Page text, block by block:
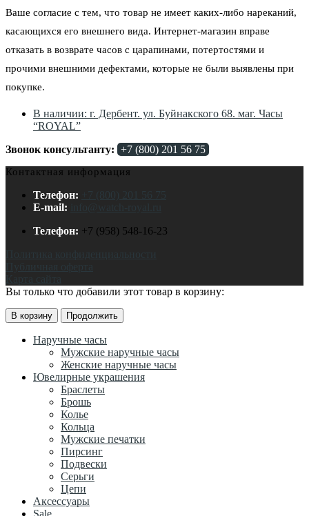
Ваше согласие с тем, что товар не имеет каких-либо нареканий,
касающихся его внешнего вида. Интернет-магазин вправе
отказать в возврате часов с царапинами, потертостями и
прочими внешними дефектами, которые не были выявлены при
покупке.
В наличии: г. Дербент. ул. Буйнакского 68. маг. Часы
“ROYAL”
Звонок консультанту: +7 (800) 201 56 75
Контактная информация
Телефон:
+7 (800) 201 56 75
E-mail:
Телефон: +7 (958) 548-16-23
Карта сайта
Вы только что добавили этот товар в корзину:
В корзину Продолжить
Наручные часы
Мужские наручные часы
Женские наручные часы
Ювелирные украшения
Браслеты
Брошь
Колье
Кольца
Мужские печатки
Пирсинг
Подвески
Серьги
Цепи
Аксессуары
Sale